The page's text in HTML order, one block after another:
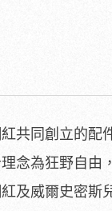
共同創立的配
念為狂野自由
及威爾史密斯